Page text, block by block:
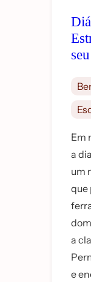
Em
a
um
que
a
e